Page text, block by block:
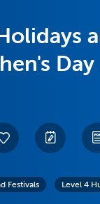
Day
Festivals Level 4